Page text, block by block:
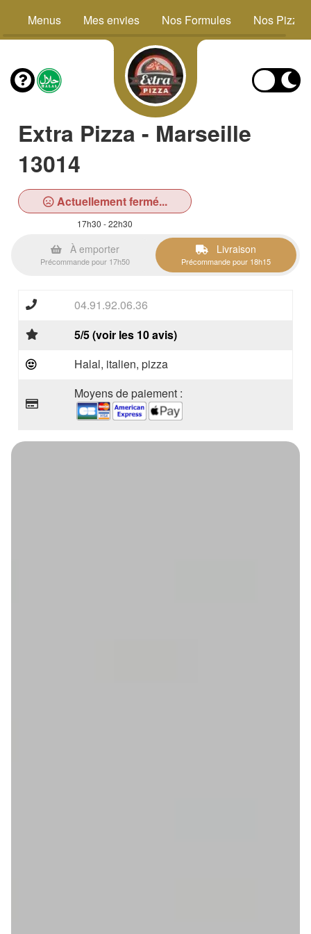
Menus Mes envies Nos Formules Nos
Extra Pizza - Marseille
13014
Actuellement fermé...
17h30 - 22h30
À emporter
Précommande pour 17h50
Livraison
Précommande pour 18h15
04.91.92.06.36
5/5 (voir les 10 avis)
Halal, italien, pizza
Moyens de paiement :